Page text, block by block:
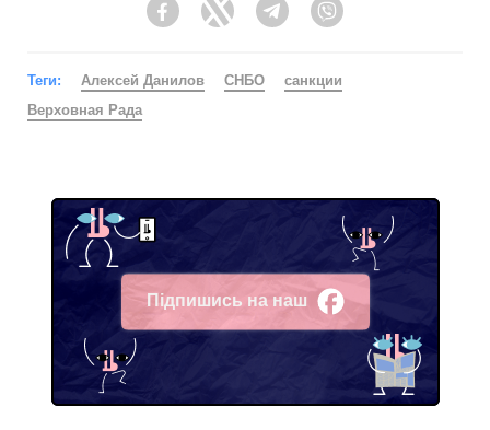
FacebookTwitter Telegram
Теги: Алексей Данилов СНБО
санкции
Верховная Рада
Підпишись на наш
Facebook